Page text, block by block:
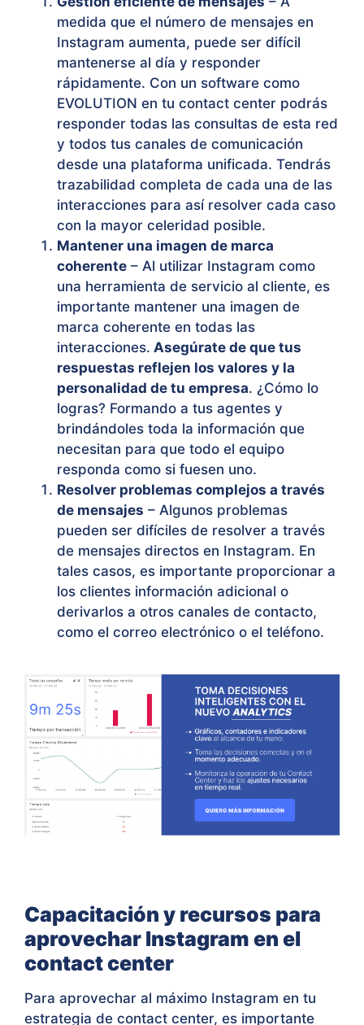
medida que el número de mensajes en
Instagram aumenta, puede ser difícil
mantenerse al día y responder
rápidamente. Con un software como
EVOLUTION en tu contact center podrás
responder todas las consultas de esta red
y todos tus canales de comunicación
desde una plataforma unificada. Tendrás
trazabilidad completa de cada una de las
interacciones para así resolver cada caso
con la mayor celeridad posible.
Mantener una imagen de marca
coherente – Al utilizar Instagram como
una herramienta de servicio al cliente, es
importante mantener una imagen de
marca coherente en todas las
interacciones. Asegúrate de que tus
respuestas reflejen los valores y la
personalidad de tu empresa. ¿Cómo lo
logras? Formando a tus agentes y
brindándoles toda la información que
necesitan para que todo el equipo
responda como si fuesen uno.
Resolver problemas complejos a través
de mensajes – Algunos problemas
pueden ser difíciles de resolver a través
de mensajes directos en Instagram. En
tales casos, es importante proporcionar a
los clientes información adicional o
derivarlos a otros canales de contacto,
como el correo electrónico o el teléfono.
Capacitación y recursos para
aprovechar Instagram en el
contact center
Para aprovechar al máximo Instagram en tu
estrategia de contact center, es importante